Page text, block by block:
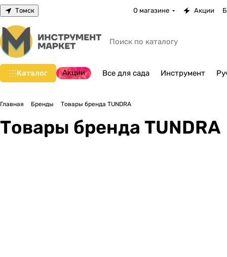
Томск О магазине Акции
Каталог Акции Все для сада Инструмент
Главная Бренды Товары бренда TUNDRA
Товары бренда TUNDRA